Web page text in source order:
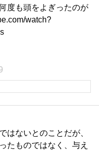
度も頭をよぎったのが
watch?
はないとのことだが、
たものではなく、与え